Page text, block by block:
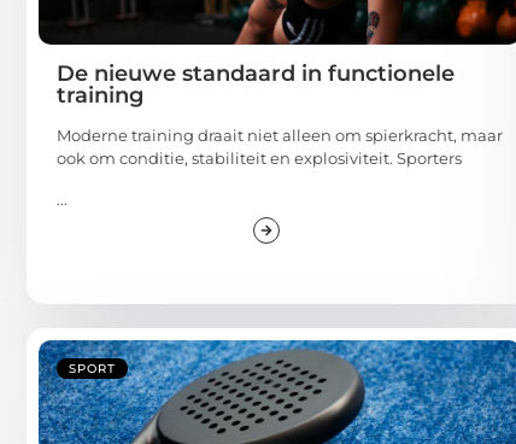
De nieuwe standaard in functionele
training
Moderne training draait niet alleen om spierkracht, maar
ook om conditie, stabiliteit en explosiviteit. Sporters
...
SPORT